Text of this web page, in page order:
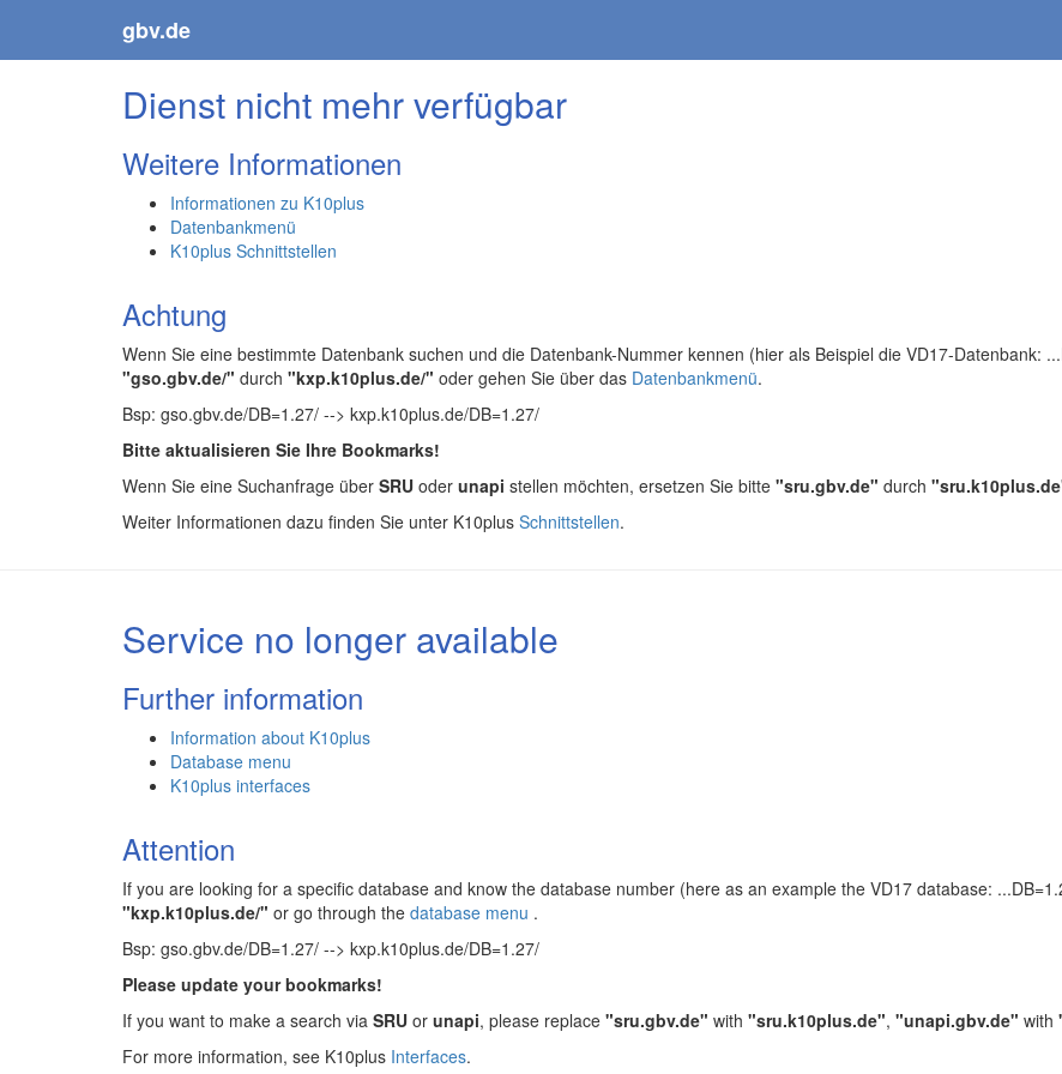
gbv.de
Dienst nicht mehr verfügbar
Weitere Informationen
Informationen zu K10plus
Datenbankmenü
K10plus Schnittstellen
Achtung
Wenn Sie eine bestimmte Datenbank suchen und die Datenbank-Nummer kennen (hier als Beispiel die VD17-Datenbank:
"gso.gbv.de/" durch "kxp.k10plus.de/" oder gehen Sie über das Datenbankmenü.
Bsp: gso.gbv.de/DB=1.27/ --> kxp.k10plus.de/DB=1.27/
Bitte aktualisieren Sie Ihre Bookmarks!
Wenn Sie eine Suchanfrage über SRU oder unapi stellen möchten, ersetzen Sie bitte "sru.gbv.de" durch
Weiter Informationen dazu finden Sie unter K10plus Schnittstellen.
Service no longer available
Further information
Information about K10plus
Database menu
K10plus interfaces
Attention
If you are looking for a specific database and know the database number (here as an example the VD17 database:
"kxp.k10plus.de/" or go through the database menu .
Bsp: gso.gbv.de/DB=1.27/ --> kxp.k10plus.de/DB=1.27/
Please update your bookmarks!
If you want to make a search via SRU or unapi, please replace "sru.gbv.de" with "sru.k10plus.de", "unapi.gbv.de" with
For more information, see K10plus Interfaces.